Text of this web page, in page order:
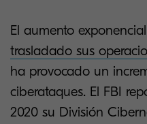
El aumento
trasladado sus
ha provocado un
ciberataques. El FBI
2020 su División